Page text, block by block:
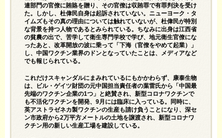
連部門の官僚に賄賂を贈り、その官僚は収賄罪で有罪判決を受け
た。しかし、杜偉民自身は起訴されていない。ニューヨーク・タ
イムズもその真の理由については触れていないが、杜偉民が特別
な背景を持つ人物であるとみられている。ちなみに出身は江西省
の貧農の出で、苦学して衛生専門学校で学び、地元衛生官僚にな
ったあと、改革開放の波に乗って「下海（官僚をやめて起業）」
し、中国ワクチン業界のドンとなっていたことは、メディアなど
でも報じられている。
これだけスキャンダルにまみれているにもかかわらず、康泰生物
は、ビル・ゲイツ財団の元中国担当責任者の葉雷氏から「中国最
先端のワクチン企業の1つ」と絶賛され、新型コロナワクチンで
も不活化ワクチンを開発、9月には臨床に入っている。同時に、
英アストラゼネカ製ワクチンの生産も請け負うことになり、深セ
ン市政府から2万平方メートルの土地を譲渡され、新型コロナワ
クチン用の新しい生産工場を建設している。